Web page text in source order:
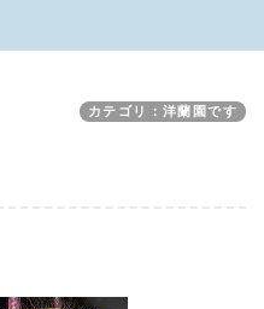
カテゴリ：洋蘭園です